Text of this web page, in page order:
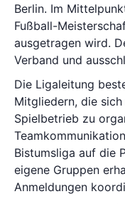
Berlin. Im
Fußball-
ausgetragen wird.
Verband und
Die Ligaleitung
Mitgliedern, die
Spielbetrieb zu
Bistumsliga auf die
eigene Gruppen
Anmeldungen